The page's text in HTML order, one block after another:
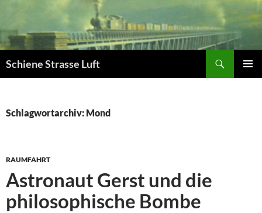
springen
Schiene Strasse Luft
Schlagwortarchiv: Mond
RAUMFAHRT
Astronaut Gerst und die
philosophische Bombe